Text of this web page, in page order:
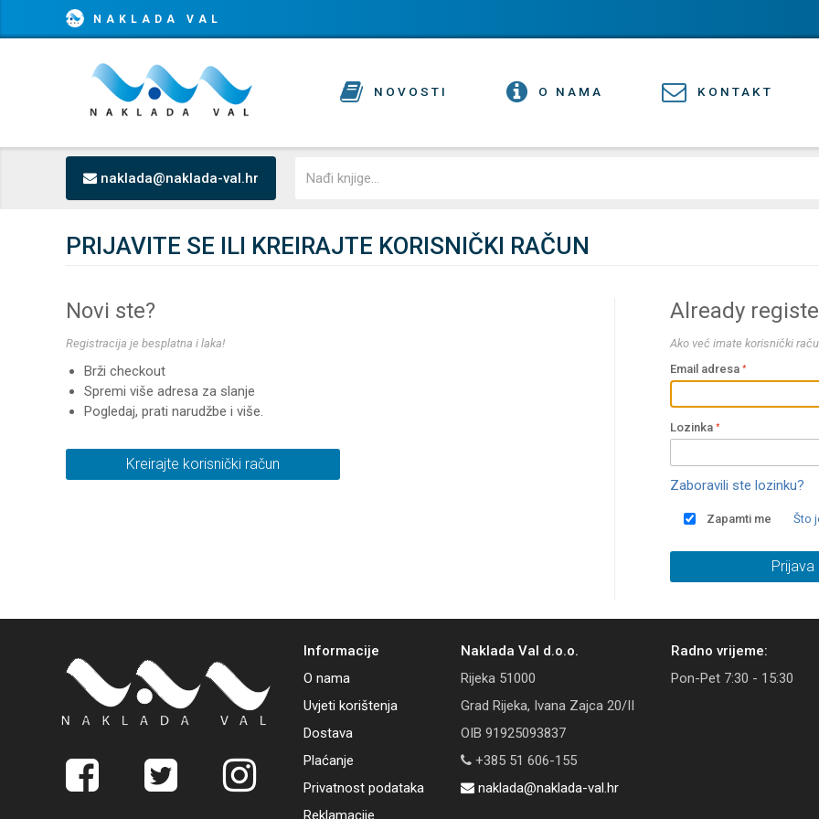
NAKLADA VAL
NOVOSTI O NAMA KONTAKT
naklada@naklada-val.hr
PRIJAVITE SE ILI KREIRAJTE KORISNIČKI RAČUN
Novi ste?
Registracija je besplatna i laka!
Brži checkout
Spremi više adresa za slanje
Pogledaj, prati narudžbe i više.
Kreirajte korisnički račun
Already
Ako već imate korisnički
Email adresa
Lozinka
Zaboravili ste lozinku?
Zapamti me Što
Prijava
Informacije
O nama
Uvjeti korištenja
Dostava
Plaćanje
Privatnost podataka
Reklamacije
Naklada Val d.o.o.
Rijeka 51000
Grad Rijeka, Ivana Zajca 20/II
OIB 91925093837
+385 51 606-155
naklada@naklada-val.hr
Radno vrijeme:
Pon-Pet 7:30 - 15:30